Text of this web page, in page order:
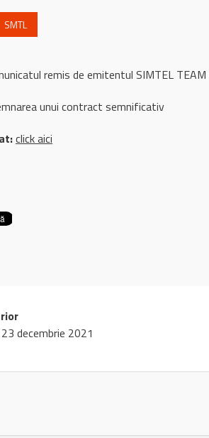
SMTL
remis de emitentul SIMTEL
unui contract semnificativ
click aici
decembrie 2021